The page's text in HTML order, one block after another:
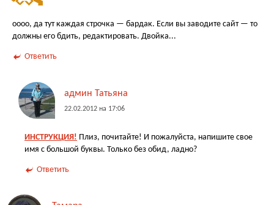
оооо, да тут каждая строчка — бардак. Если вы заводите сайт — то
должны его бдить, редактировать. Двойка...
Ответить
админ Татьяна
22.02.2012 на 17:06
ИНСТРУКЦИЯ! Плиз, почитайте! И пожалуйста, напишите свое
имя с большой буквы. Только без обид, ладно?
Ответить